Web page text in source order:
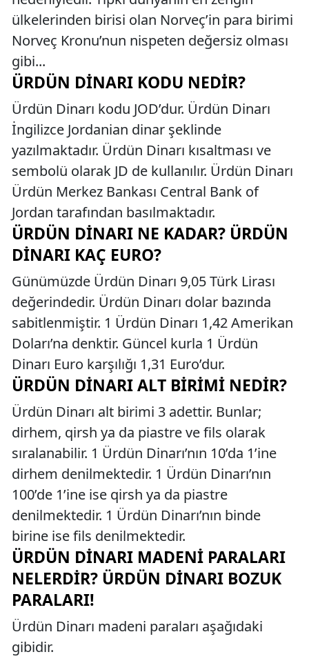
ülkelerinden birisi olan Norveç’in para birimi
Norveç Kronu’nun nispeten değersiz olması
gibi...
ÜRDÜN DINARI KODU NEDIR?
Ürdün Dinarı kodu JOD’dur. Ürdün Dinarı
İngilizce Jordanian dinar şeklinde
yazılmaktadır. Ürdün Dinarı kısaltması ve
sembolü olarak JD de kullanılır. Ürdün Dinarı
Ürdün Merkez Bankası Central Bank of
Jordan tarafından basılmaktadır.
ÜRDÜN DINARI NE KADAR? ÜRDÜN
DINARI KAÇ EURO?
Günümüzde Ürdün Dinarı 9,05 Türk Lirası
değerindedir. Ürdün Dinarı dolar bazında
sabitlenmiştir. 1 Ürdün Dinarı 1,42 Amerikan
Doları’na denktir. Güncel kurla 1 Ürdün
Dinarı Euro karşılığı 1,31 Euro’dur.
ÜRDÜN DINARI ALT BIRIMI NEDIR?
Ürdün Dinarı alt birimi 3 adettir. Bunlar;
dirhem, qirsh ya da piastre ve fils olarak
sıralanabilir. 1 Ürdün Dinarı’nın 10’da 1’ine
dirhem denilmektedir. 1 Ürdün Dinarı’nın
100’de 1’ine ise qirsh ya da piastre
denilmektedir. 1 Ürdün Dinarı’nın binde
birine ise fils denilmektedir.
ÜRDÜN DINARI MADENI PARALARI
NELERDIR? ÜRDÜN DINARI BOZUK
PARALARI!
Ürdün Dinarı madeni paraları aşağıdaki
gibidir.